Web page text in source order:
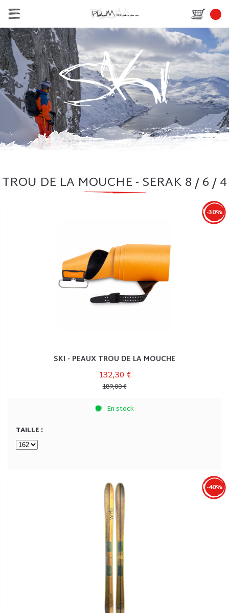
TROU DE LA MOUCHE - SERAK 8 / 6 / 4
-30%
SKI - PEAUX TROU DE LA MOUCHE
132,30 €
189,00 €
En stock
TAILLE :
-40%